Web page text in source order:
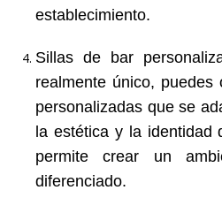
establecimiento.
Sillas de bar
realmente único,
personalizadas que se
la estética y la identidad
permite crear un
diferenciado.